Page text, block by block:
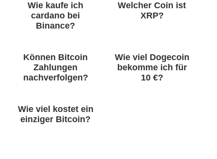
Wie kaufe ich
cardano bei
Binance?
Welcher Coin ist
XRP?
Können Bitcoin
Zahlungen
nachverfolgen?
Wie viel Dogecoin
bekomme ich für
10 €?
Wie viel kostet ein
einziger Bitcoin?